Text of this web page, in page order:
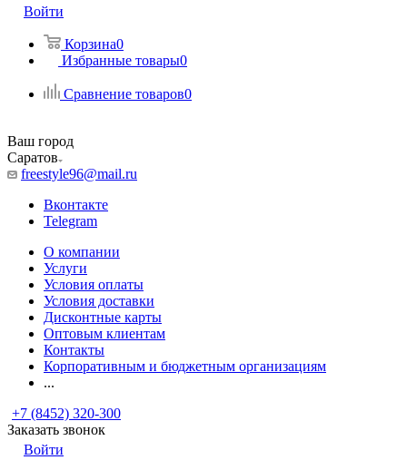
Войти
Корзина0
Избранные товары0
Сравнение товаров0
Ваш город
Саратов
freestyle96@mail.ru
Вконтакте
Telegram
О компании
Услуги
Условия оплаты
Условия доставки
Дисконтные карты
Оптовым клиентам
Контакты
Корпоративным и бюджетным организациям
...
+7 (8452) 320-300
Заказать звонок
Войти